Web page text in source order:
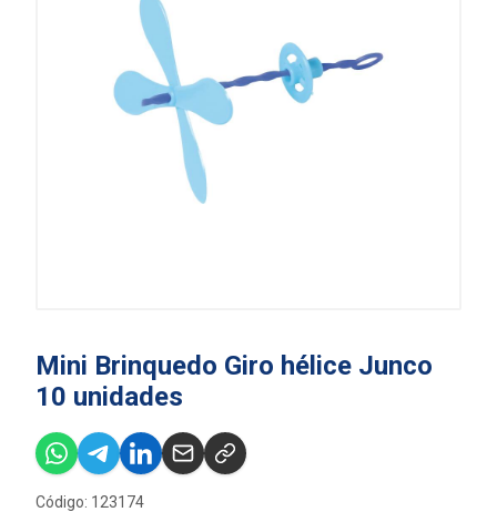
Mini Brinquedo Giro hélice Junco
10 unidades
Código: 123174